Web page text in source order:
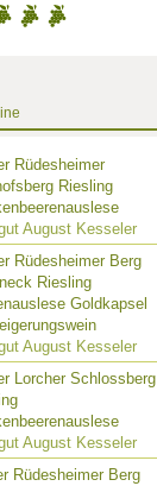
Rüdesheimer
Riesling
August Kesseler
Rüdesheimer Berg
Riesling
Goldkapsel
August Kesseler
Lorcher Schlossberg
August Kesseler
Rüdesheimer Berg